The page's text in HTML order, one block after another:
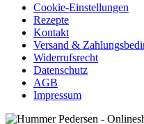
Cookie-Einstellungen
Rezepte
Kontakt
Versand &
Widerrufsrecht
Datenschutz
AGB
Impressum